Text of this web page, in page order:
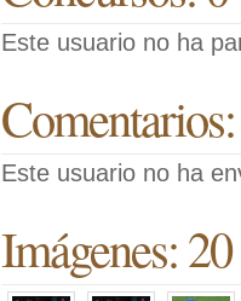
Este usuario no ha
Este usuario no ha
Imágenes: 20